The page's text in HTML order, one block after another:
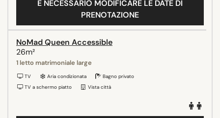
È NECESSARIO MODIFICARE LE DATE DI
PRENOTAZIONE
NoMad Queen Accessible
26m²
1 letto matrimoniale large
TV Aria condizionata
Bagno privato
TV a schermo piatto
Vista città